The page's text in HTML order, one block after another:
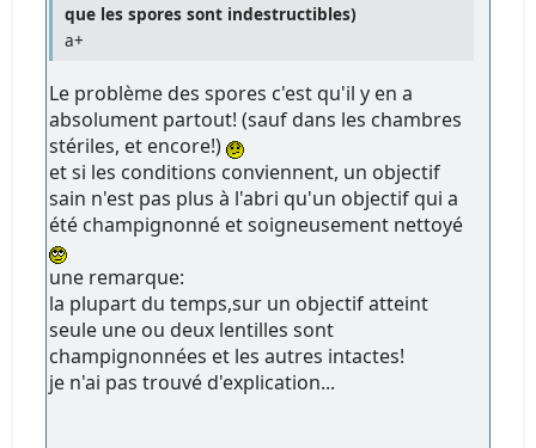
que les spores sont indestructibles)
a+
Le problème des spores c'est qu'il y en a
absolument partout! (sauf dans les chambres
stériles, et encore!)
et si les conditions conviennent, un objectif
sain n'est pas plus à l'abri qu'un objectif qui a
été champignonné et soigneusement nettoyé
une remarque:
la plupart du temps,sur un objectif atteint
seule une ou deux lentilles sont
champignonnées et les autres intactes!
je n'ai pas trouvé d'explication...